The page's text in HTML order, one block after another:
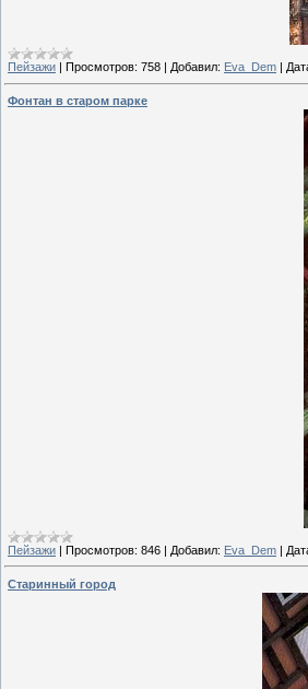
Пейзажи | Просмотров: 758 | Добавил: Eva_Dem |
Фонтан в старом парке
Пейзажи | Просмотров: 846 | Добавил: Eva_Dem |
Старинный город